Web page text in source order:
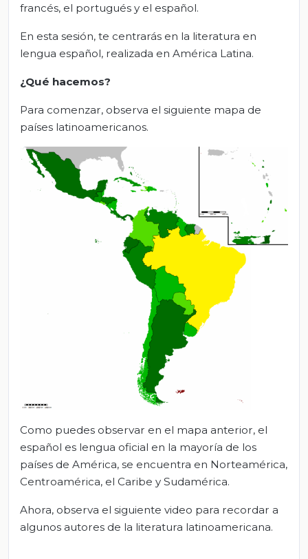
francés, el portugués y el español.
En esta sesión, te centrarás en la literatura en
lengua español, realizada en América Latina.
¿Qué hacemos?
Para comenzar, observa el siguiente mapa de
países latinoamericanos.
Como puedes observar en el mapa anterior, el
español es lengua oficial en la mayoría de los
países de América, se encuentra en Norteamérica,
Centroamérica, el Caribe y Sudamérica.
Ahora, observa el siguiente video para recordar a
algunos autores de la literatura latinoamericana.